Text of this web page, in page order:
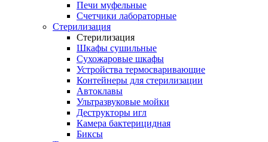
Печи муфельные
Счетчики лабораторные
Стерилизация
Стерилизация
Шкафы сушильные
Сухожаровые шкафы
Устройства термосваривающие
Контейнеры для стерилизации
Автоклавы
Ультразвуковые мойки
Деструкторы игл
Камера бактерицидная
Биксы